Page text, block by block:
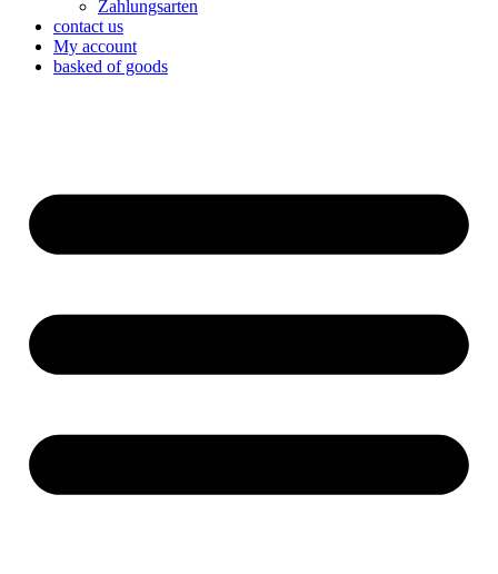
Zahlungsarten
contact us
My account
basked of goods